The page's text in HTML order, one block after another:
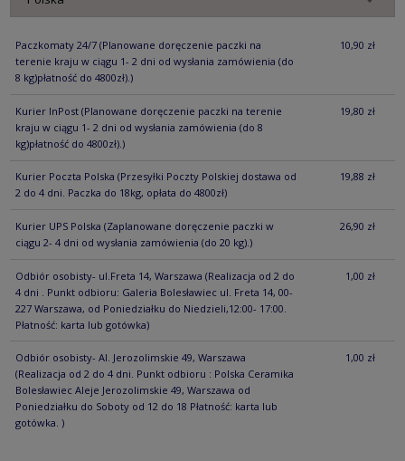
Paczkomaty 24/7 (Planowane doręczenie paczki na
terenie kraju w ciągu 1- 2 dni od wysłania zamówienia (do
8 kg)płatność do 4800zł).)
10,90 zł
Kurier InPost (Planowane doręczenie paczki na terenie
kraju w ciągu 1- 2 dni od wysłania zamówienia (do 8
kg)płatność do 4800zł).)
19,80 zł
Kurier Poczta Polska (Przesyłki Poczty Polskiej dostawa od
2 do 4 dni. Paczka do 18kg, opłata do 4800zł)
19,88 zł
Kurier UPS Polska (Zaplanowane doręczenie paczki w
ciągu 2- 4 dni od wysłania zamówienia (do 20 kg).)
26,90 zł
Odbiór osobisty- ul.Freta 14, Warszawa (Realizacja od 2 do
4 dni . Punkt odbioru: Galeria Bolesławiec ul. Freta 14, 00-
227 Warszawa, od Poniedziałku do Niedzieli,12:00- 17:00.
Płatność: karta lub gotówka)
1,00 zł
Odbiór osobisty- Al. Jerozolimskie 49, Warszawa
(Realizacja od 2 do 4 dni. Punkt odbioru : Polska Ceramika
Bolesławiec Aleje Jerozolimskie 49, Warszawa od
Poniedziałku do Soboty od 12 do 18 Płatność: karta lub
gotówka. )
1,00 zł